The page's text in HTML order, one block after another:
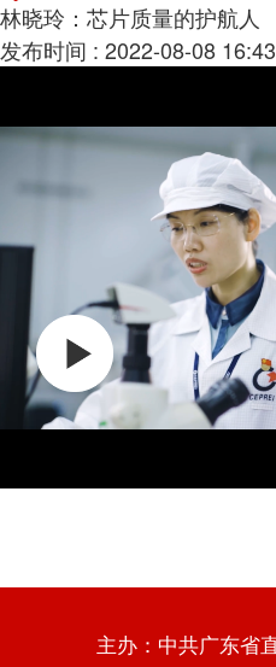
林晓玲：芯片质量的护航人
发布时间 : 2022-08-08
主办：中共广东省